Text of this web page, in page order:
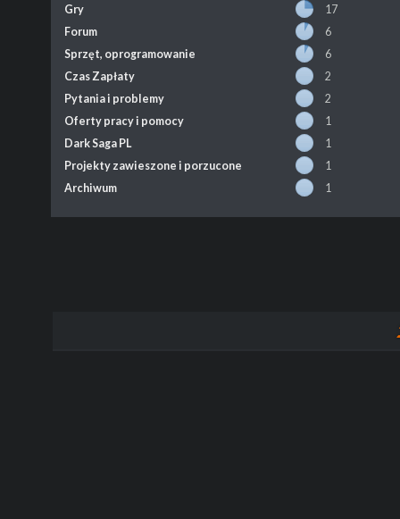
Gry
17
Forum
6
Sprzęt, oprogramowanie
6
Czas Zapłaty
2
Pytania i problemy
2
Oferty pracy i pomocy
1
Dark Saga PL
1
Projekty zawieszone i porzucone
1
Archiwum
1